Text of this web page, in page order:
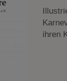
ihren